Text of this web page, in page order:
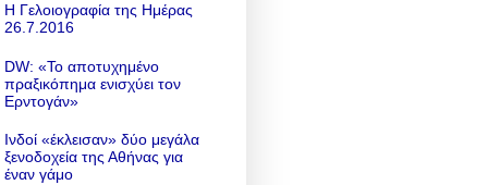
Η Γελοιογραφία της Ημέρας
26.7.2016
DW: «To αποτυχημένο
πραξικόπημα ενισχύει τον
Ερντογάν»
Ινδοί «έκλεισαν» δύο μεγάλα
ξενοδοχεία της Αθήνας για
έναν γάμο